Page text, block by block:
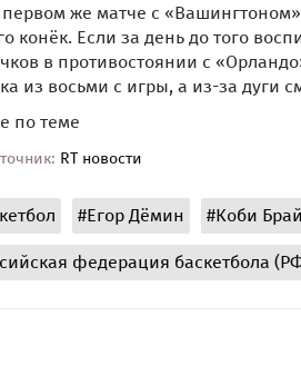
же матче с
конёк. Если за день до того
в противостоянии с
из восьми с игры, а из-за дуги
по теме
RT новости
#Егор Дёмин #Коби
федерация баскетбола